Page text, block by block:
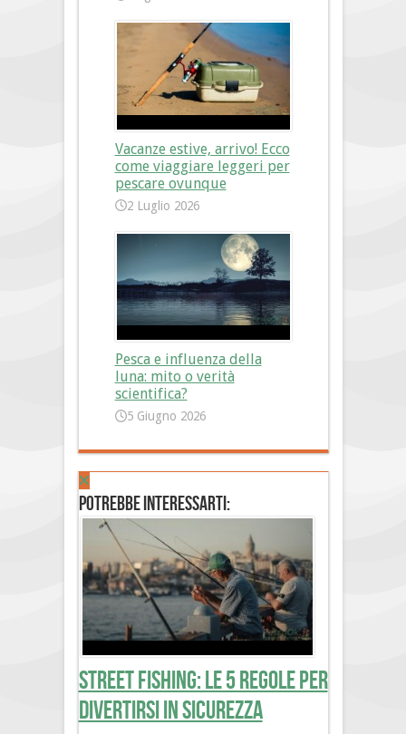
Vacanze estive, arrivo! Ecco
come viaggiare leggeri per
pescare ovunque
2 Luglio 2026
Pesca e influenza della
luna: mito o verità
scientifica?
5 Giugno 2026
Potrebbe interessarti:
Street Fishing: le 5 regole per
divertirsi in sicurezza